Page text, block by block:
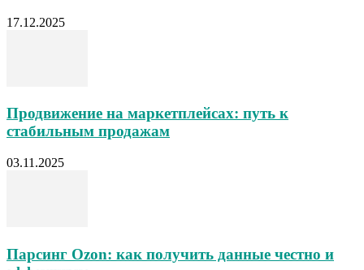
17.12.2025
Продвижение на маркетплейсах: путь к
стабильным продажам
03.11.2025
Парсинг Ozon: как получить данные честно и